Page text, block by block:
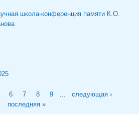
школа-конференция памяти К.О.
6 7 8 9
следующая ›
последняя »